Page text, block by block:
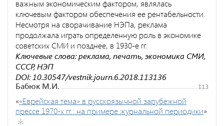
важным экономическим фактором, являлась
ключевым фактором обеспечения ее рентабельности.
Несмотря на сворачивание НЭПа, реклама
продолжала играть определенную роль в экономике
советских СМИ и позднее, в 1930-е гг.
Ключевые слова: реклама, печать, экономика СМИ,
СССР, НЭП
DOI: 10.30547/vestnik.journ.6.2018.113136
Бабюк М.И.
113
««Еврейская тема» в русскоязычной зарубежной
прессе 1970-х гг.: на примере журнальной периодики»